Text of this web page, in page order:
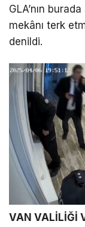
GLA’nın
mekânı terk
denildi.
VAN VALİLİĞİ